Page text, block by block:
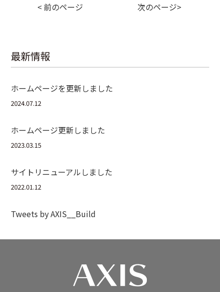
< 前のページ 次のページ>
最新情報
ホームページを更新しました
2024.07.12
ホームページ更新しました
2023.03.15
サイトリニューアルしました
2022.01.12
Tweets by AXIS__Build